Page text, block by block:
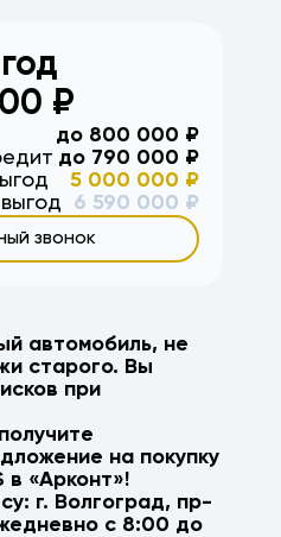
₽
до 800 000 ₽
до 790 000 ₽
5 000 000 ₽
6 590 000 ₽
звонок
автомобиль, не
старого. Вы
при
на покупку
в «Арконт»!
г. Волгоград, пр-
с 8:00 до